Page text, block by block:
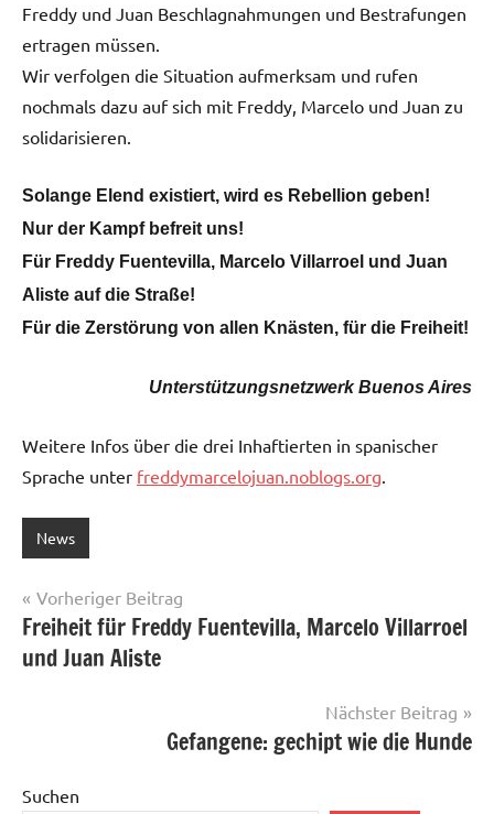
Freddy und Juan Beschlagnahmungen und Bestrafungen
ertragen müssen.
Wir verfolgen die Situation aufmerksam und rufen
nochmals dazu auf sich mit Freddy, Marcelo und Juan zu
solidarisieren.
Solange Elend existiert, wird es Rebellion geben!
Nur der Kampf befreit uns!
Für Freddy Fuentevilla, Marcelo Villarroel und Juan
Aliste auf die Straße!
Für die Zerstörung von allen Knästen, für die Freiheit!
Unterstützungsnetzwerk Buenos Aires
Weitere Infos über die drei Inhaftierten in spanischer
Sprache unter freddymarcelojuan.noblogs.org
News
Beitragsnavigation
Vorheriger Beitrag
Freiheit für Freddy Fuentevilla, Marcelo Villarroel
und Juan Aliste
Nächster Beitrag
Gefangene: gechipt wie die Hunde
Suchen